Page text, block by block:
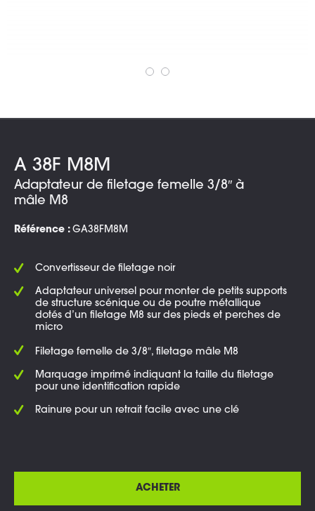
A 38F M8M
Adaptateur de filetage femelle 3/8″ à
mâle M8
Référence : GA38FM8M
Convertisseur de filetage noir
Adaptateur universel pour monter de petits supports
de structure scénique ou de poutre métallique
dotés d’un filetage M8 sur des pieds et perches de
micro
Filetage femelle de 3/8″, filetage mâle M8
Marquage imprimé indiquant la taille du filetage
pour une identification rapide
Rainure pour un retrait facile avec une clé
ACHETER